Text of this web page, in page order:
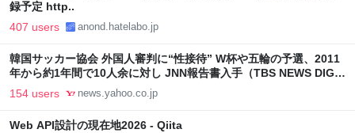
録予定 http..
407 users anond.hatelabo.jp
韓国サッカー協会 外国人審判に“性接待” W杯や五輪の予選、2011
年から約1年間で10人余に対し JNN報告書入手（TBS NEWS DIG
Powered by JNN） - Yahoo!ニュース
154 users news.yahoo.co.jp
Web API設計の現在地2026 - Qiita